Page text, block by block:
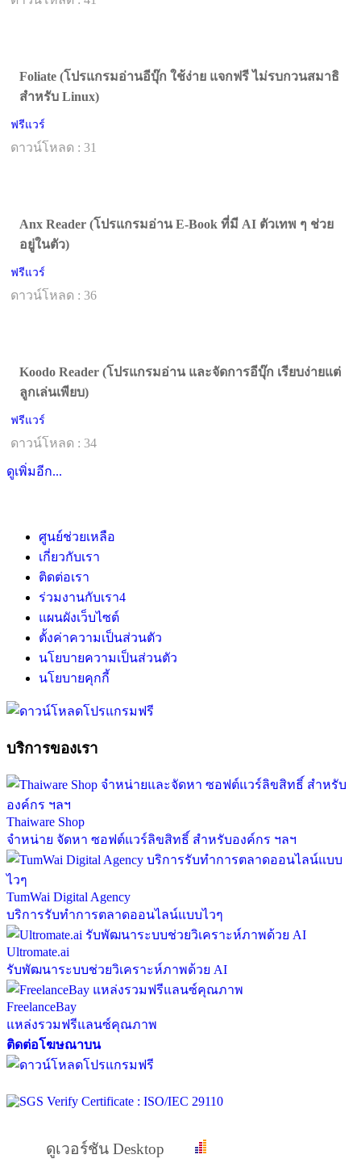
Foliate (โปรแกรมอ่านอีบุ๊ก ใช้ง่าย แจกฟรี ไม่รบกวนสมาธิ
สำหรับ Linux)
ฟรีแวร์
ดาวน์โหลด : 31
Anx Reader (โปรแกรมอ่าน E-Book ที่มี AI ตัวเทพ ๆ ช่วย
อยู่ในตัว)
ฟรีแวร์
ดาวน์โหลด : 36
Koodo Reader (โปรแกรมอ่าน และจัดการอีบุ๊ก เรียบง่ายแต่
ลูกเล่นเพียบ)
ฟรีแวร์
ดาวน์โหลด : 34
ดูเพิ่มอีก...
ศูนย์ช่วยเหลือ
เกี่ยวกับเรา
ติดต่อเรา
ร่วมงานกับเรา4
แผนผังเว็บไซต์
ตั้งค่าความเป็นส่วนตัว
นโยบายความเป็นส่วนตัว
นโยบายคุกกี้
บริการของเรา
Thaiware Shop
จำหน่าย จัดหา ซอฟต์แวร์ลิขสิทธิ์ สำหรับองค์กร ฯลฯ
TumWai Digital Agency
บริการรับทำการตลาดออนไลน์แบบไวๆ
Ultromate.ai
รับพัฒนาระบบช่วยวิเคราะห์ภาพด้วย AI
FreelanceBay
แหล่งรวมฟรีแลนซ์คุณภาพ
ติดต่อโฆษณาบน
ดูเวอร์ชัน Desktop